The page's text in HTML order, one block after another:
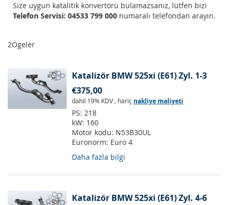
Size uygun katalitik konvertörü bulamazsanız, lütfen bizi
Telefon Servisi: 04533 799 000 numaralı telefondan arayın.
2Ögeler
Katalizör BMW 525xi (E61) Zyl. 1-3
€375,00
dahil 19% KDV , hariç nakliye maliyeti
PS: 218
kW: 160
Motor kodu: N53B30UL
Euronorm: Euro 4
Daha fazla bilgi
Katalizör BMW 525xi (E61) Zyl. 4-6